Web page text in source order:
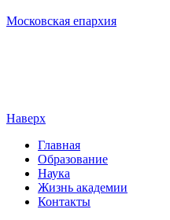
Московская епархия
Наверх
Главная
Образование
Наука
Жизнь академии
Контакты